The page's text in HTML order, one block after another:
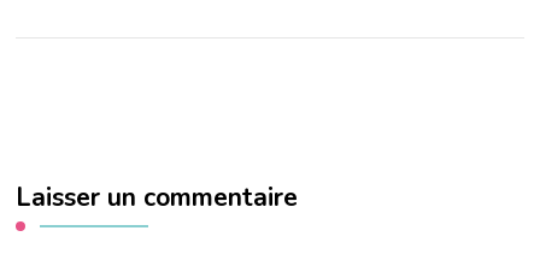
Laisser un commentaire